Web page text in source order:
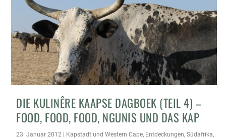
DIE KULINÊRE KAAPSE DAGBOEK (TEIL 4) –
FOOD, FOOD, FOOD, NGUNIS UND DAS KAP
23. Januar 2012 Kapstadt und Western Cape, Entdeckungen,Südafrika,